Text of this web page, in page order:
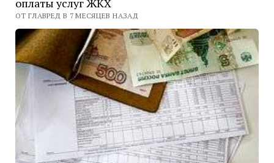
оплаты услуг ЖКХ
ОТ ГЛАВРЕД В 7 МЕСЯЦЕВ НАЗАД